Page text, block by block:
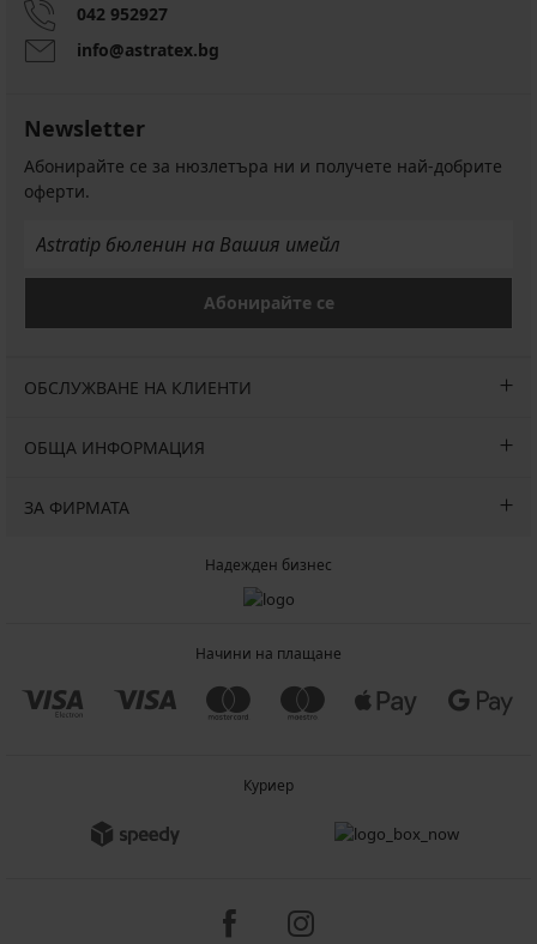
042 952927
info@astratex.bg
Newsletter
Абонирайте се за нюзлетъра ни и получете най-добрите
оферти.
Абонирайте се
ОБСЛУЖВАНЕ НА КЛИЕНТИ
ОБЩА ИНФОРМАЦИЯ
ЗА ФИРМАТА
Надежден бизнес
Начини на плащане
Куриер